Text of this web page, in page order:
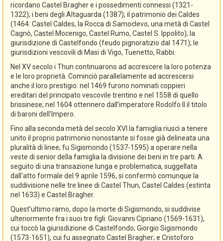
ricordano Castel Bragher e i possedimenti connessi (1321-
1322); i beni degli Altaguarda (1387); il patrimonio dei Caldes
(1464: Castel Caldes, la Rocca di Samoclevo, una metà di Castel
Cagnò, Castel Mocenigo, Castel Rumo, Castel S. Ippolito); la
giurisdizione di Castelfondo (feudo pignoratizio dal 1471); le
giurisdizioni vescovili di Masi di Vigo, Tuenetto, Rabbi.
Nel XV secolo i Thun continuarono ad accrescere la loro potenza
e le loro proprietà. Cominciò parallelamente ad accrescersi
anche il loro prestigio: nel 1469 furono nominati coppieri
ereditari del principato vescovile trentino e nel 1558 di quello
brissinese; nel 1604 ottennero dall’imperatore Rodolfo II il titolo
di baroni dell'Impero.
Fino alla seconda metà del secolo XVI la famiglia riuscì a tenere
unito il proprio patrimonio nonostante si fosse già delineata una
pluralità di linee; fu Sigismondo (1537-1595) a operare nella
veste di senior della famiglia la divisione dei beni in tre parti. A
seguito di una transazione lunga e problematica, suggellata
dall'atto formale del 9 aprile 1596, si confermò comunque la
suddivisione nelle tre linee di Castel Thun, Castel Caldes (estinta
nel 1633) e Castel Bragher.
Quest’ultimo ramo, dopo la morte di Sigismondo, si suddivise
ulteriormente fra i suoi tre figli: Giovanni Cipriano (1569-1631),
cui toccò la giurisdizione di Castelfondo; Giorgio Sigismondo
(1573-1651), cui fu assegnato Castel Bragher; e Cristoforo